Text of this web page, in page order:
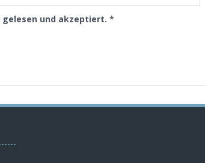
gelesen und akzeptiert. *